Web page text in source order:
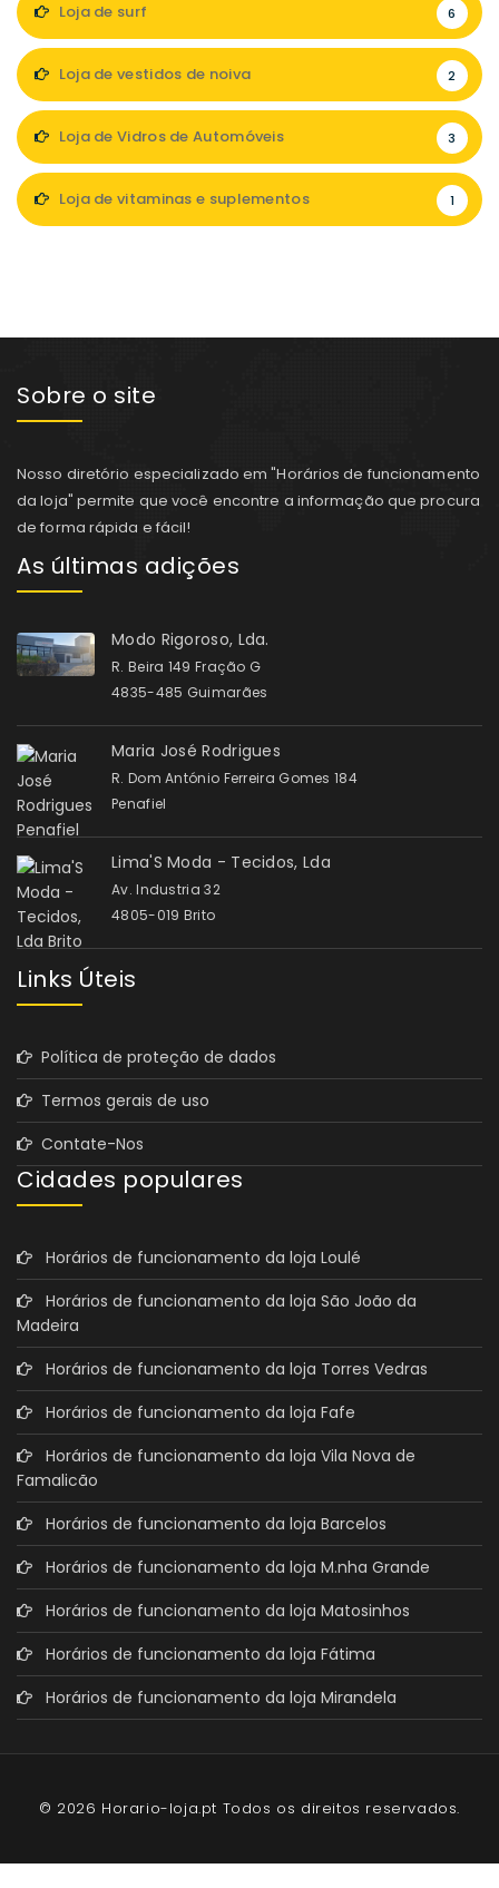
Loja de surf 6
Loja de vestidos de noiva 2
Loja de Vidros de Automóveis 3
Loja de vitaminas e suplementos 1
Sobre o site
Nosso diretório especializado em "Horários de funcionamento
da loja" permite que você encontre a informação que procura
de forma rápida e fácil!
As últimas adições
Modo Rigoroso, Lda.
R. Beira 149 Fração G
4835-485 Guimarães
Maria José Rodrigues
R. Dom António Ferreira Gomes 184
Penafiel
Lima'S Moda - Tecidos, Lda
Av. Industria 32
4805-019 Brito
Links Úteis
Política de proteção de dados
Termos gerais de uso
Contate-Nos
Cidades populares
Horários de funcionamento da loja Loulé
Horários de funcionamento da loja São João da
Madeira
Horários de funcionamento da loja Torres Vedras
Horários de funcionamento da loja Fafe
Horários de funcionamento da loja Vila Nova de
Famalicão
Horários de funcionamento da loja Barcelos
Horários de funcionamento da loja M.nha Grande
Horários de funcionamento da loja Matosinhos
Horários de funcionamento da loja Fátima
Horários de funcionamento da loja Mirandela
© 2026 Horario-loja.pt Todos os direitos reservados.